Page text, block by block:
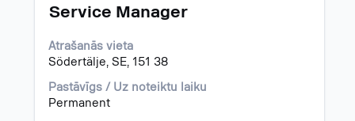
Amats
Service Manager
Atrašanās vieta
Södertälje, SE, 151 38
Pastāvīgs / Uz noteiktu laiku
Permanent
Atlasiet,
atstarpes
taustiņu,
skatītu
visu